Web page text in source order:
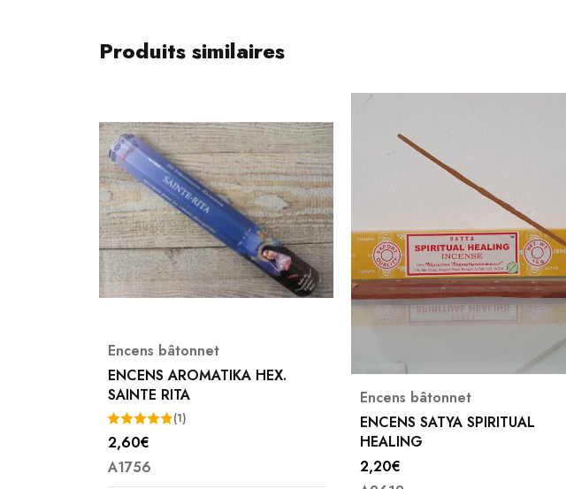
Produits similaires
Encens bâtonnet
ENCENS AROMATIKA HEX.
SAINTE RITA
Note5.00
sur 5
(1)
2,60€
A1756
Encens bâtonnet
ENCENS SATYA SPIRITUAL
HEALING
2,20€